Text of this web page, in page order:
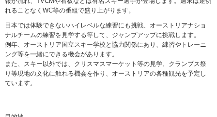
れることなくWC等の番組で盛り上がります。
日本では体験できないハイレベルな練習にも挑戦、オーストリアナショ
ナルチームの練習を見学する等して、ジャンプアップに挑戦します。
例年、オーストリア国立スキー学校と協力関係にあり、練習やトレーニ
ング等を一緒にできる機会があります。
また、スキー以外では、クリスマスマーケット等の見学、クランプス祭
り等現地の文化に触れる機会を作り、オーストリアの各種観光を予定し
ています。